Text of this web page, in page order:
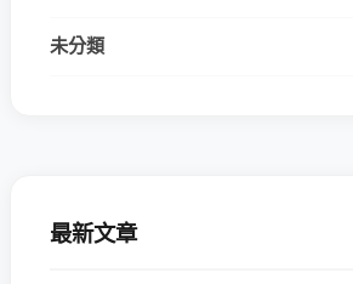
未分類
最新文章